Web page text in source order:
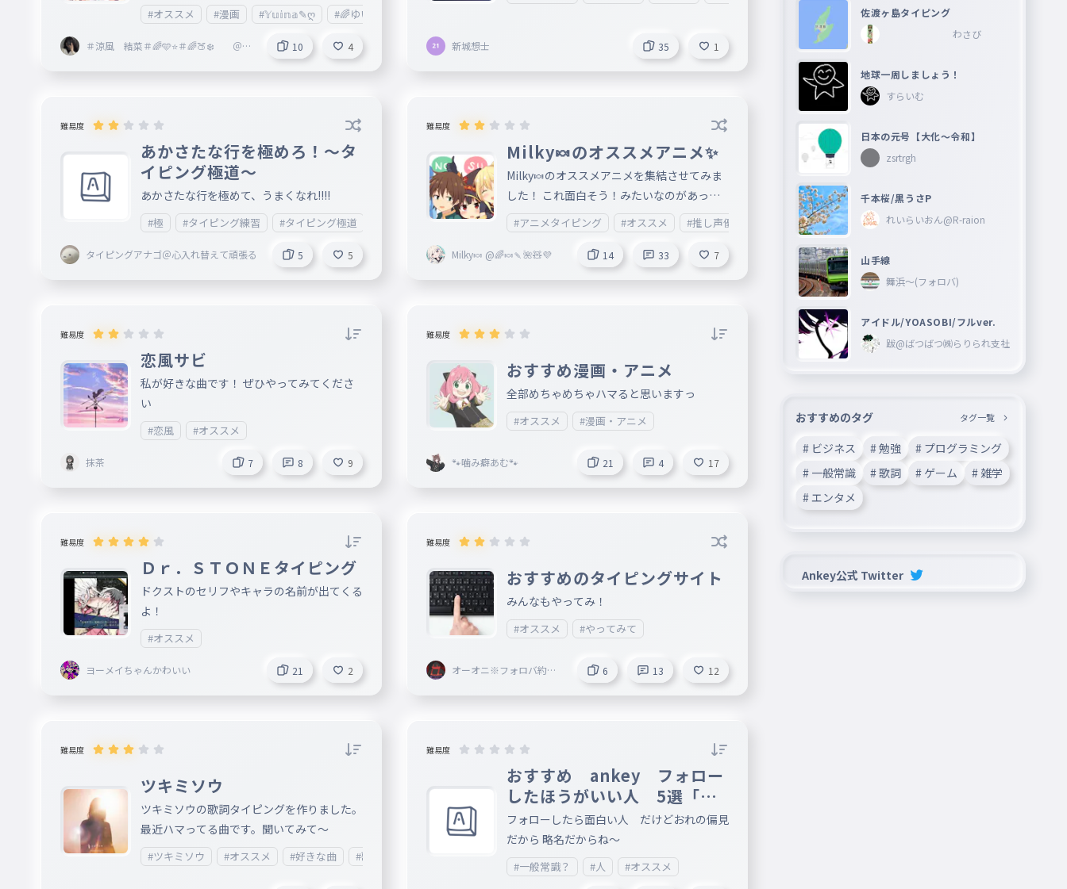
も教えてね🎵 画像は、その漫画の1巻だよ！
🎵＝物語 ✨＝作者
#オススメ #漫画 #𝕐𝕦𝕚𝕟𝕒✎ღ #🌈ゆいなの部屋🩵
＃涼風 結菜＃🌈🩵⭐＃🌈🍑❄️ ＠💕
10 4 新城想士 35 1
難易度
あかさたな行を極めろ！〜タ
イピング極道〜
あかさたな行を極めて、うまくなれ!!!!
#極 #タイピング練習 #タイピング極道 #オススメ #雑学 #勉強
タイピングアナゴ＠心入れ替えて頑張る 5 5
難易度
Milky🍬のオススメアニメ✨️
Milky🍬のオススメアニメを集結させてみま
した！ これ面白そう！みたいなのがあった
らぜひ見てみてねっ！（宣伝２（自己紹介タ
イピング見ればわかります）） あと、私の
大好きな声優さんが演じているキャラがある
アニメも複数ありますので、良ければ探して
明文にちょっとグロいよとか書いてるので、
うがいいかもしれません（全部完全に書けて
るわけでもないのでご了承下さいねぇぇ！！
！！）
#アニメタイピング #オススメ #推し声優さん
Milky🍬 @🌈🍬🍡🌺🧸💜 14 33 7
難易度
恋風サビ
私が好きな曲です！ ぜひやってみてくださ
い
#恋風 #オススメ
抹茶 7 8 9
難易度
おすすめ漫画・アニメ
全部めちゃめちゃハマると思いますっ
#オススメ #漫画・アニメ
🐾噛み癖あむ🐾 21 4 17
難易度
Ｄｒ．ＳＴＯＮＥタイピング
ドクストのセリフやキャラの名前が出てくる
よ！
#オススメ
ヨーメイちゃんかわいい 21 2
難易度
おすすめのタイピングサイト
みんなもやってみ！
#オススメ #やってみて
オーオニ※フォロバ約束･
6 13 12
難易度
ツキミソウ
ツキミソウの歌詞タイピングを作りました。
最近ハマってる曲です。聞いてみて〜
#ツキミソウ #オススメ #好きな曲 #歌詞
難易度
おすすめ ankey フォロー
したほうがいい人 5選「偏
見」
フォローしたら面白い人 だけどおれの偏見
だから 略名だからね～
#一般常識？ #人 #オススメ
佐渡ヶ島タイピング
わさび
地球一周しましょう！
すらいむ
日本の元号【大化〜令和】
zsrtrgh
千本桜/黒うさP
れいらいおん@R-raion
山手線
舞浜〜(フォロバ)
アイドル/YOASOBI/フルver.
跋@ばつばつ㈱らりられ支社
おすすめのタグ タグ一覧
# ビジネス # 勉強
# プログラミング
# 一般常識
# 歌詞 # ゲーム
# 雑学
# エンタメ
Ankey公式 Twitter